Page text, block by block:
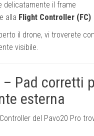
delicatamente il frame
alla Flight Controller (FC)
il drone, vi troverete
visibile.
– Pad corretti
esterna
del Pavo20 Pro